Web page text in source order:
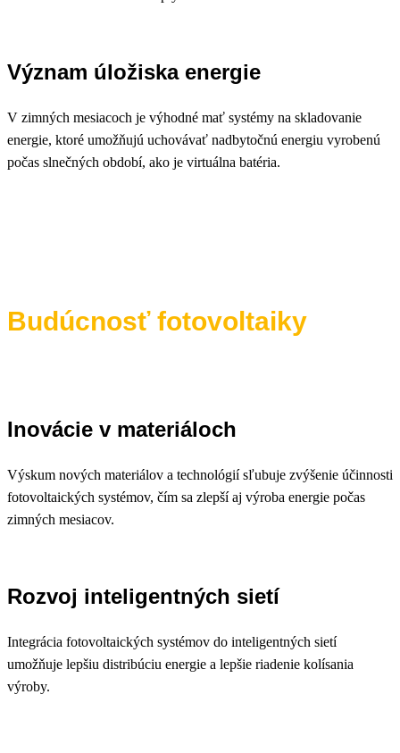
Význam úložiska energie
V zimných mesiacoch je výhodné mať systémy na skladovanie
energie, ktoré umožňujú uchovávať nadbytočnú energiu vyrobenú
počas slnečných období, ako je virtuálna batéria.
Budúcnosť fotovoltaiky
Inovácie v materiáloch
Výskum nových materiálov a technológií sľubuje zvýšenie účinnosti
fotovoltaických systémov, čím sa zlepší aj výroba energie počas
zimných mesiacov.
Rozvoj inteligentných sietí
Integrácia fotovoltaických systémov do inteligentných sietí
umožňuje lepšiu distribúciu energie a lepšie riadenie kolísania
výroby.